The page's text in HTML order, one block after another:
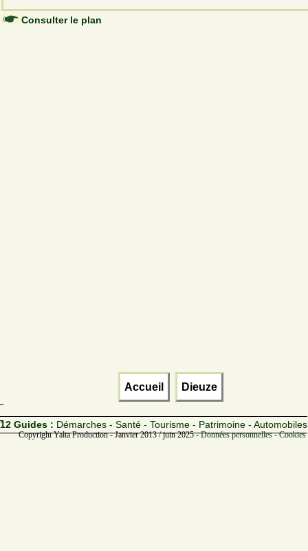
Consulter le plan
Accueil Dieuze
12 Guides : Démarches - Santé - Tourisme - Patrimoine - Automobiles
Copyright Yalta Production - Janvier 2013 / juin 2025 -Données personnelles -